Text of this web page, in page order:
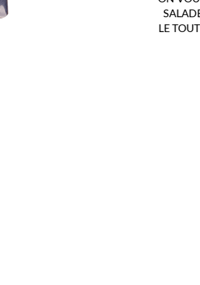
PRODUITS ET
AU LONG DE